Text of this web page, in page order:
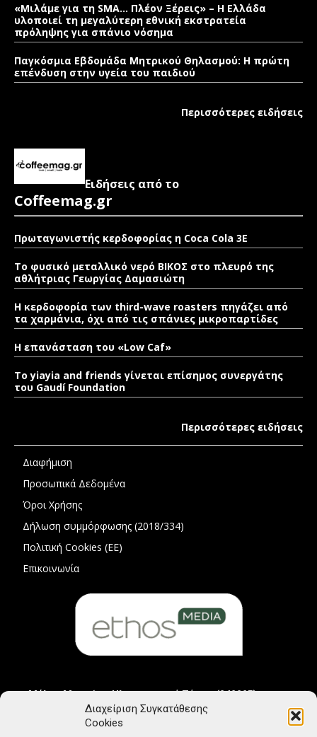
Διαχείριση Συγκατάθεσης
Cookies
«Μιλάμε για τη SMA… Πλέον Ξέρεις» – Η Ελλάδα
υλοποιεί τη μεγαλύτερη εθνική εκστρατεία
πρόληψης για σπάνιο νόσημα
Παγκόσμια Εβδομάδα Μητρικού Θηλασμού: Η πρώτη
επένδυση στην υγεία του παιδιού
Περισσότερες ειδήσεις
Ειδήσεις από το
Coffeemag.gr
Πρωταγωνιστής κερδοφορίας η Coca Cola 3E
Το φυσικό μεταλλικό νερό ΒΙΚΟΣ στο πλευρό της
αθλήτριας Γεωργίας Δαμασιώτη
Η κερδοφορία των third-wave roasters πηγάζει από
τα χαρμάνια, όχι από τις σπάνιες μικροπαρτίδες
Η επανάσταση του «Low Caf»
To yiayia and friends γίνεται επίσημος συνεργάτης
του Gaudí Foundation
Περισσότερες ειδήσεις
Διαφήμιση
Προσωπικά Δεδομένα
Όροι Χρήσης
Δήλωση συμμόρφωσης (2018/334)
Πολιτική Cookies (ΕΕ)
Επικοινωνία
Μέλος Μητρώου Ηλεκτρονικού Τύπου (242225)